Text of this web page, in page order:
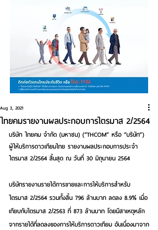
ไทยคมรายงานผลประกอบการไตรมาส 2/2564
Aug 3, 2021
บริษัท ไทยคม จำกัด (มหาชน) (“THCOM” หรือ “บริษัท”)
ผู้ให้บริการดาวเทียมไทย รายงานผลประกอบการประจำ
ไตรมาส 2/2564 สิ้นสุด ณ วันที่ 30 มิถุนายน 2564
บริษัทรายงานรายได้การขายและการให้บริการสำหรับ
ไตรมาส 2/2564 รวมทั้งสิ้น 796 ล้านบาท ลดลง 8.9% เมื่อ
เทียบกับไตรมาส 2/2563 ที่ 873 ล้านบาท โดยมีสาเหตุหลัก
จากรายได้ที่ลดลงของการให้บริการดาวเทียม อันเนื่องมาจาก